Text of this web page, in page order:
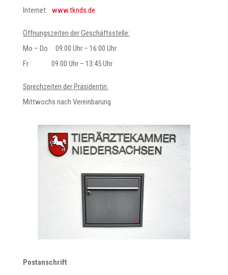
Internet: www.tknds.de
Öffnungszeiten der Geschäftsstelle:
Mo – Do 09:00 Uhr – 16:00 Uhr
Fr 09:00 Uhr – 13:45 Uhr
Sprechzeiten der Präsidentin:
Mittwochs nach Vereinbarung
Postanschrift